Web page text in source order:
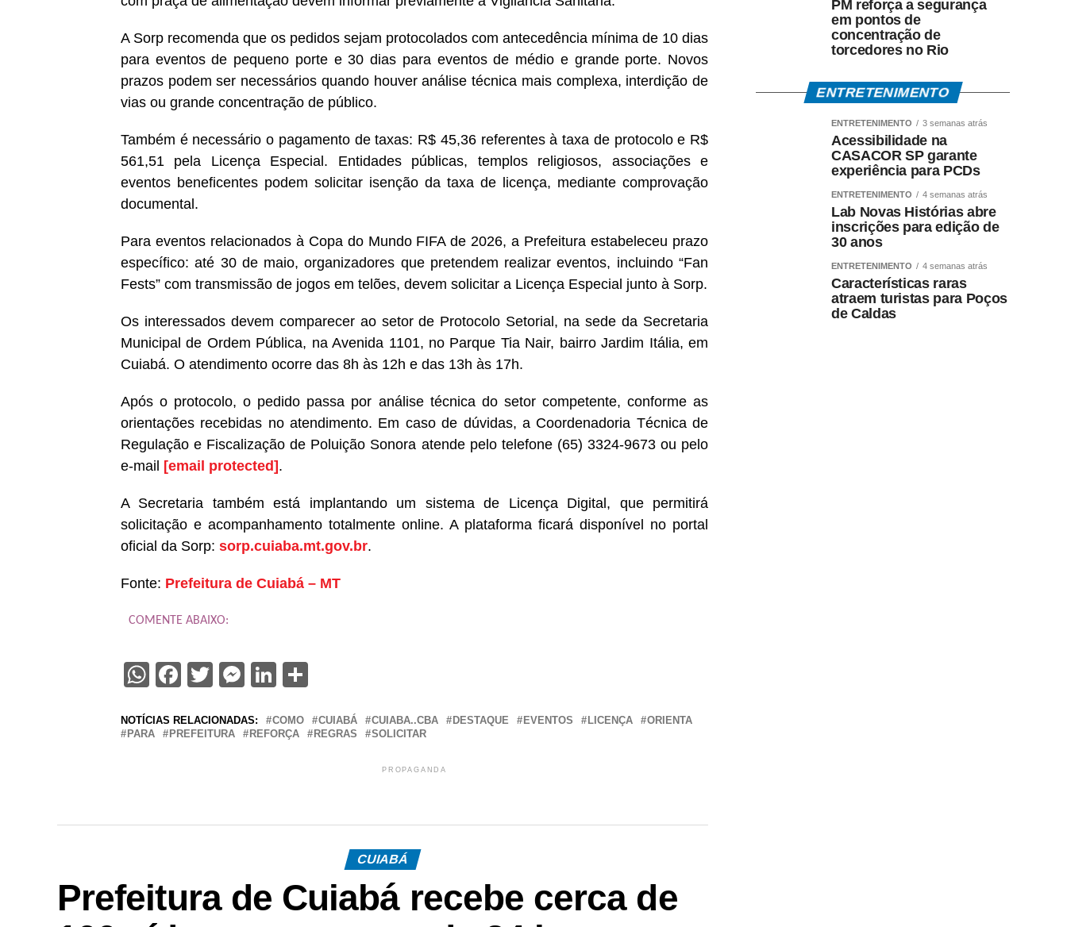
A Sorp recomenda que os pedidos sejam protocolados com antecedência mínima de 10 dias
para eventos de pequeno porte e 30 dias para eventos de médio e grande porte. Novos
prazos podem ser necessários quando houver análise técnica mais complexa, interdição de
vias ou grande concentração de público.
Também é necessário o pagamento de taxas: R$ 45,36 referentes à taxa de protocolo e R$
561,51 pela Licença Especial. Entidades públicas, templos religiosos, associações e
eventos beneficentes podem solicitar isenção da taxa de licença, mediante comprovação
documental.
Para eventos relacionados à Copa do Mundo FIFA de 2026, a Prefeitura estabeleceu prazo
específico: até 30 de maio, organizadores que pretendem realizar eventos, incluindo “Fan
Fests” com transmissão de jogos em telões, devem solicitar a Licença Especial junto à Sorp.
Os interessados devem comparecer ao setor de Protocolo Setorial, na sede da Secretaria
Municipal de Ordem Pública, na Avenida 1101, no Parque Tia Nair, bairro Jardim Itália, em
Cuiabá. O atendimento ocorre das 8h às 12h e das 13h às 17h.
Após o protocolo, o pedido passa por análise técnica do setor competente, conforme as
orientações recebidas no atendimento. Em caso de dúvidas, a Coordenadoria Técnica de
Regulação e Fiscalização de Poluição Sonora atende pelo telefone (65) 3324-9673 ou pelo
e-mail
[email protected] .
A Secretaria também está implantando um sistema de Licença Digital, que permitirá
solicitação e acompanhamento totalmente online. A plataforma ficará disponível no portal
oficial da Sorp: sorp.cuiaba.mt.gov.br.
Fonte: Prefeitura de Cuiabá – MT
COMENTE ABAIXO:
WhatsApp
Facebook
Twitter
Messenger
LinkedIn
NOTÍCIAS RELACIONADAS: COMO CUIABÁ CUIABA..CBA DESTAQUE EVENTOS LICENÇA
ORIENTA
PARA
PREFEITURA REFORÇA REGRAS SOLICITAR
PROPAGANDA
CUIABÁ
Prefeitura de Cuiabá recebe cerca de
PM reforça a segurança
em pontos de
concentração de
torcedores no Rio
ENTRETENIMENTO
ENTRETENIMENTO 3 semanas atrás
Acessibilidade na
CASACOR SP garante
experiência para PCDs
ENTRETENIMENTO 4 semanas atrás
Lab Novas Histórias abre
inscrições para edição de
30 anos
ENTRETENIMENTO 4 semanas atrás
Características raras
atraem turistas para Poços
de Caldas